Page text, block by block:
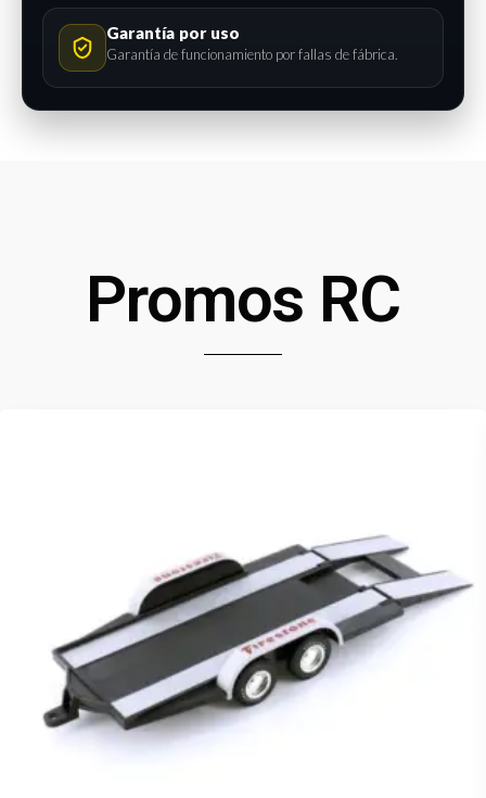
Garantía por uso
Garantía de funcionamiento por fallas de fábrica.
Promos RC